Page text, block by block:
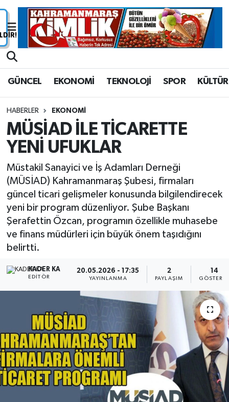
GÜNCEL EKONOMİ TEKNOLOJİ SPOR KÜLTÜR
HABERLER EKONOMİ
MÜSİAD İLE TİCARETTE
YENİ UFUKLAR
Müstakil Sanayici ve İş Adamları Derneği
(MÜSİAD) Kahramanmaraş Şubesi, firmaları
güncel ticari gelişmeler konusunda bilgilendirecek
yeni bir program düzenliyor. Şube Başkanı
Şerafettin Özcan, programın özellikle muhasebe
ve finans müdürleri için büyük önem taşıdığını
belirtti.
KADER KA
EDITÖR
20.05.2026 - 17:35
YAYINLANMA
2
PAYLAŞIM
14
Nöbetçi Eczaneler
Trafik Durumu
Süper Lig Puan Durumu ve Fikstür
Tüm Manşetler
Son Dakika Haberleri
Haber Arşivi